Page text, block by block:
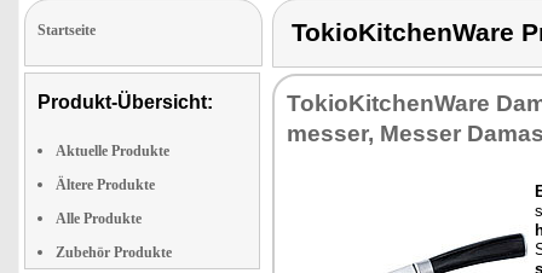
Startseite
Produkt-Übersicht:
Aktuelle Produkte
Ältere Produkte
Alle Produkte
Zubehör Produkte
TokioKitchenWare
To­kio­Kit­chen­Wa­re
mes­ser, Mes­ser